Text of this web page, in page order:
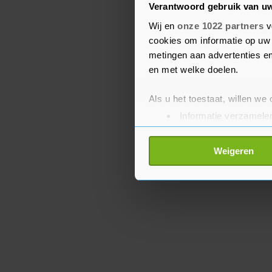
Verantwoord gebruik van
Wij en onze 1022 partners
cookies om informatie op
metingen aan advertenties
en met welke doelen.
Als u het toestaat, willen we
Informatie
Uw apparaat
Lees meer over hoe uw
toestemming op elk moment
Weigeren
Gerechtshof in Den
Afrika tegen Israël
maakt Israël zich
Palestijnse bevolking.